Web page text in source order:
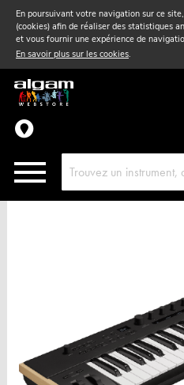
En poursuivant votre navigation sur ce
(cookies) afin de réaliser des statistiques
et vous fournir une expérience de
En savoir plus sur les cookies.
Vent& Violon
Accessoires
Pièces détachées